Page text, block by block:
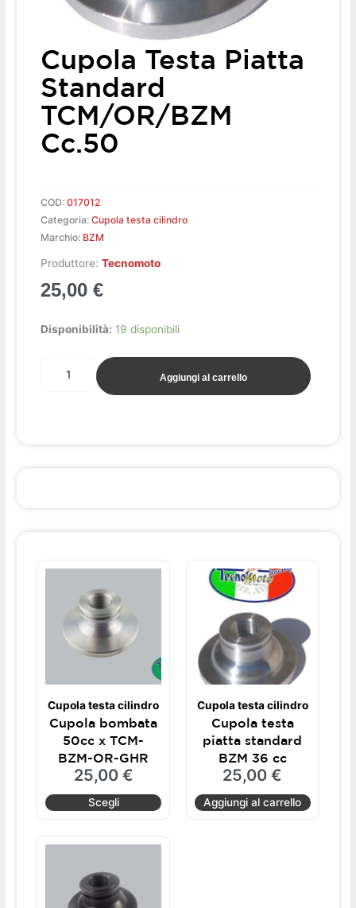
Cupola Testa Piatta
Standard
TCM/OR/BZM
Cc.50
COD:017012
Categoria:Cupola testa cilindro
Marchio: BZM
Produttore:Tecnomoto
25,00€
Disponibilità: 19 disponibili
Cupola
standard
TCM/OR/BZM
Aggiungi al carrello
Cupola testa cilindro
Cupola bombata
50cc x TCM-
BZM-OR-GHR
25,00 €
Scegli
Questo
ha
più
varianti.
Le
essere
scelte
nella
pagina
del
prodotto
Cupola testa cilindro
Cupola testa
piatta standard
BZM 36 cc
25,00€
Aggiungi al carrello
Questo
ha
più